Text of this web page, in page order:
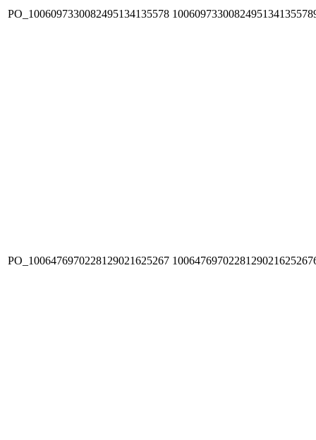
PO_1006097330082495134135578
PO_1006476970228129021625267